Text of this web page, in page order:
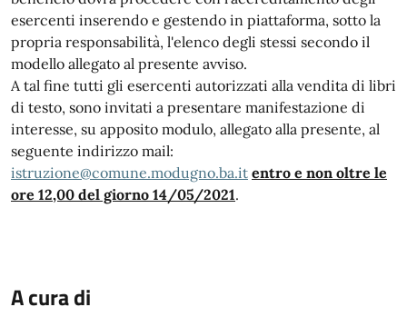
esercenti inserendo e gestendo in piattaforma, sotto la
propria responsabilità, l'elenco degli stessi secondo il
modello allegato al presente avviso.
A tal fine tutti gli esercenti autorizzati alla vendita di libri
di testo, sono invitati a presentare manifestazione di
interesse, su apposito modulo, allegato alla presente, al
seguente indirizzo mail:
istruzione@comune.modugno.ba.it entro e non oltre le
ore 12,00 del giorno 14/05/2021.
A cura di